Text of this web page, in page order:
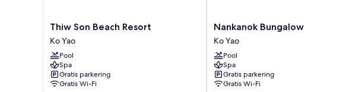
Thiw
Son
Beach
Resort
Ko
Yao
Thiw Son Beach Resort
Ko Yao
Pool
Spa
Gratis parkering
Gratis Wi-Fi
Nankanok
Bungalow
Ko
Yao
Nankanok Bungalow
Ko Yao
Pool
Spa
Gratis parkering
Gratis Wi-Fi